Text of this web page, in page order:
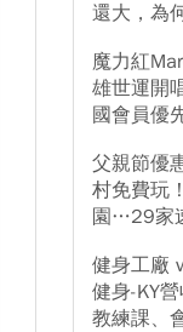
還大，為
魔力紅
雄世運開
國會員優
父親節優
村免費玩
園…29家
健身工廠
健身-KY
教練課、